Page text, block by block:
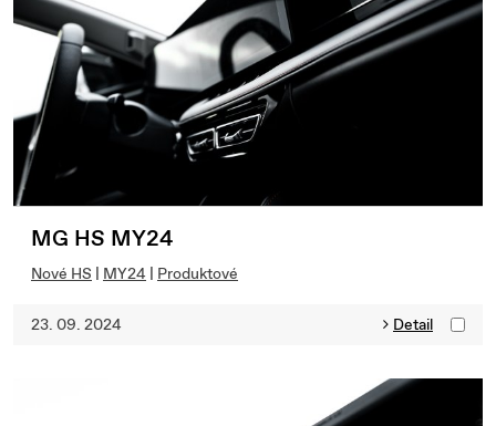
MG HS MY24
Nové HS | MY24 | Produktové
23. 09. 2024 Detail